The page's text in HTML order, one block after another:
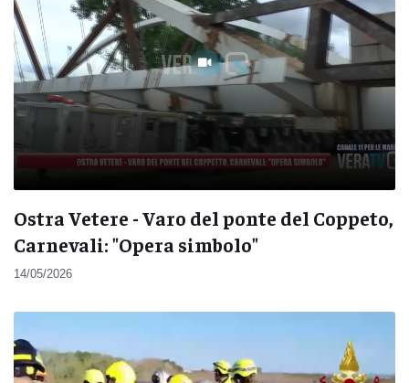
Ostra Vetere - Varo del ponte del Coppeto,
Carnevali: "Opera simbolo"
14/05/2026